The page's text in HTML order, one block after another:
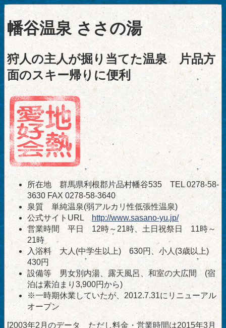
幡谷温泉 ささの湯
狩人の主人が掘り当てた温泉 片品方
面のスキー帰りに便利
所在地 群馬県利根郡片品村幡谷535 TEL 0278-58-
3630 FAX 0278-58-3640
泉質 単純温泉(弱アルカリ性低張性温泉)
公式サイトURL
http://www.sasano-yu.jp/
営業時間 平日 12時～21時、土日祝祭日 11時～
21時
入浴料 大人(中学生以上) 630円、小人(3歳以上)
430円
設備等 男女別内湯、露天風呂、和室の大広間 (宿
泊は素泊まり3,900円から)
※一時期休業していたが、2012.7.31にリニューアル
オープン
[2003年2月のデータ ただし料金・営業時間は2015年3月